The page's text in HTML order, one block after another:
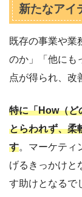
新たなアイ
既存の事業や業
のか」「他にも
点が得られ、改
特に「How（ど
とらわれず、柔
す。マーケティ
げるきっかけと
す助けとなるで